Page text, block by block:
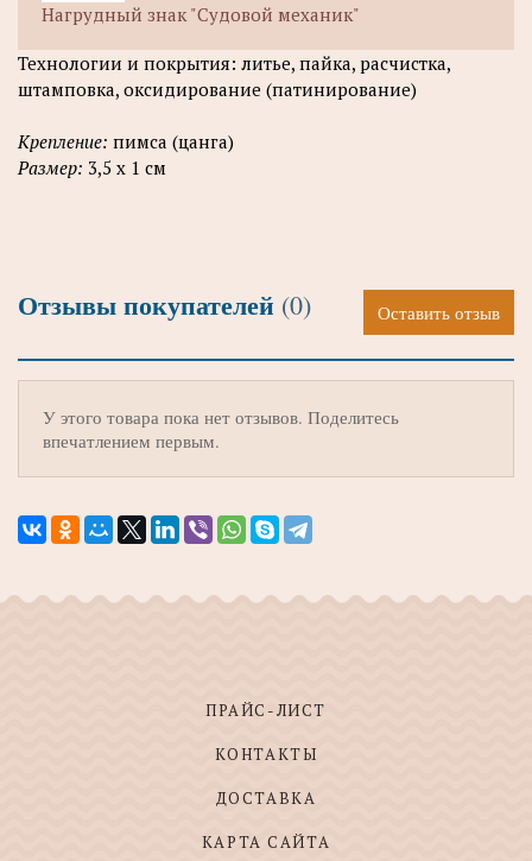
Нагрудный знак "Судовой механик"
Технологии и покрытия: литье, пайка, расчистка,
штамповка, оксидирование (патинирование)
Крепление: пимса (цанга)
Размер: 3,5 х 1 см
Отзывы покупателей (0) Оставить отзыв
У этого товара пока нет отзывов. Поделитесь
впечатлением первым.
ПРАЙС-ЛИСТ
КОНТАКТЫ
ДОСТАВКА
КАРТА САЙТА